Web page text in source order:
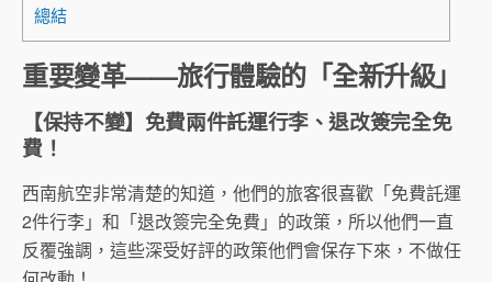
總結
重要變革——旅行體驗的「全新升級」
【保持不變】免費兩件託運行李、退改簽完全免
費！
西南航空非常清楚的知道，他們的旅客很喜歡「免費託運
2件行李」和「退改簽完全免費」的政策，所以他們一直
反覆強調，這些深受好評的政策他們會保存下來，不做任